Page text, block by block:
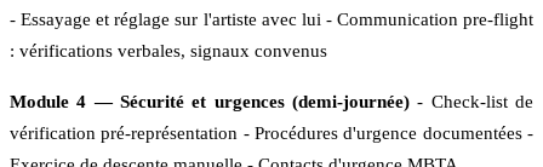
- Essayage et réglage sur l'artiste avec lui - Communication pre-flight
: vérifications verbales, signaux convenus
Module 4 — Sécurité et urgences (demi-journée) - Check-list de
vérification pré-représentation - Procédures d'urgence documentées -